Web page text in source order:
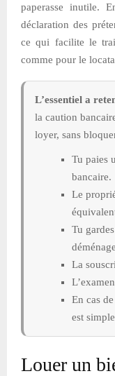
paperasse inutile.
déclaration des
ce qui facilite le
comme pour le
L’essentiel a
la caution
loyer, sans
Tu paies
bancaire.
Le
Tu
La
En cas
est
Louer un